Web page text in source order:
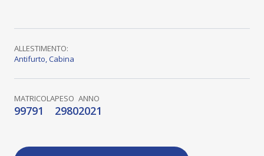
ALLESTIMENTO:
Antifurto,Cabina
MATRICOLA
99791
PESO
2980
ANNO
2021